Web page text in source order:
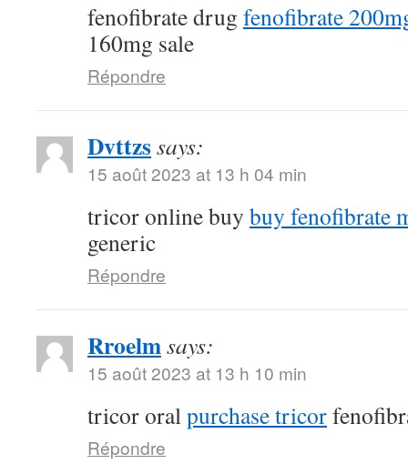
fenofibrate drug fenofibrate
160mg sale
Répondre
Dvttzssays:
15 août 2023 at 13 h 04 min
tricor online buy buy fenofibrate
generic
Répondre
Rroelmsays:
15 août 2023 at 13 h 10 min
tricor oralpurchase tricor
Répondre